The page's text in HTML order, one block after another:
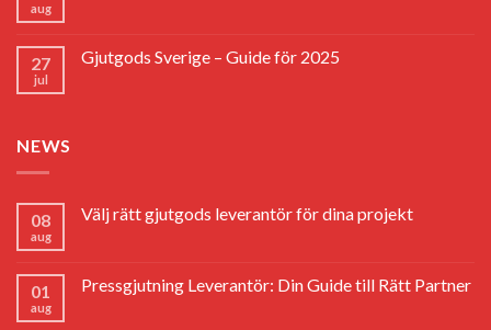
aug
27
jul
Gjutgods Sverige – Guide för 2025
NEWS
08
aug
Välj rätt gjutgods leverantör för dina projekt
01
aug
Pressgjutning Leverantör: Din Guide till Rätt Partner